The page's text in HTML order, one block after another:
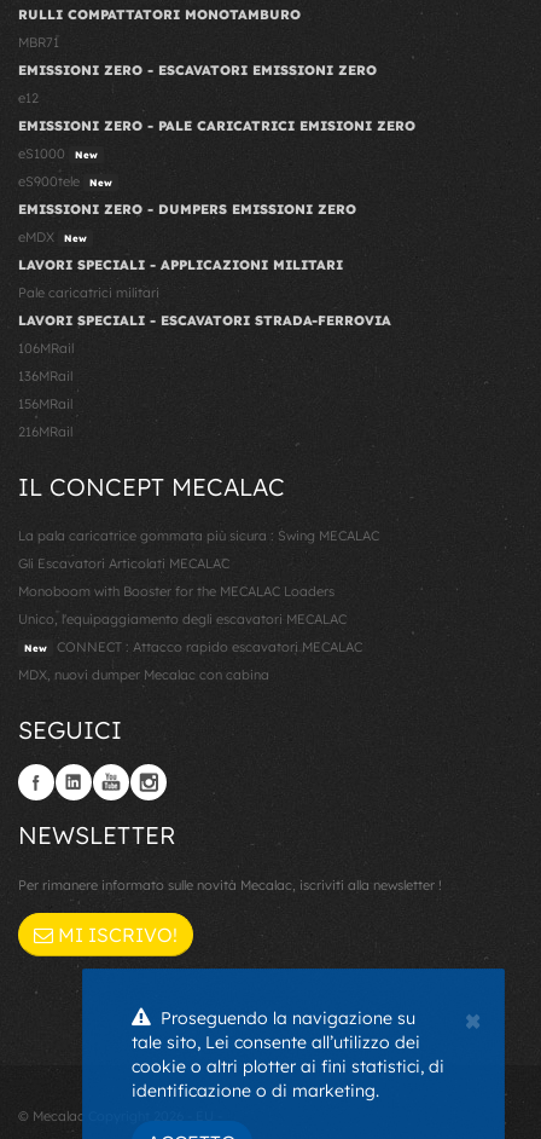
RULLI COMPATTATORI MONOTAMBURO
MBR71
EMISSIONI ZERO - ESCAVATORI EMISSIONI ZERO
e12
EMISSIONI ZERO - PALE CARICATRICI EMISIONI ZERO
eS1000
New
eS900tele New
EMISSIONI ZERO - DUMPERS EMISSIONI ZERO
eMDX
New
LAVORI SPECIALI - APPLICAZIONI MILITARI
Pale caricatrici militari
LAVORI SPECIALI - ESCAVATORI STRADA-FERROVIA
106MRail
136MRail
156MRail
216MRail
IL CONCEPT MECALAC
La pala caricatrice gommata più sicura : Swing MECALAC
Gli Escavatori Articolati MECALAC
Monoboom with Booster for the MECALAC Loaders
Unico, l'equipaggiamento degli escavatori MECALAC
New
CONNECT : Attacco rapido escavatori MECALAC
MDX, nuovi dumper Mecalac con cabina
SEGUICI
NEWSLETTER
Per rimanere informato sulle novità Mecalac, iscriviti alla newsletter !
MI ISCRIVO!
© Mecalac Copyright 2026 - EU -
×
Proseguendo la navigazione su
tale sito, Lei consente all’utilizzo dei
cookie o altri plotter ai fini statistici, di
identificazione o di marketing.